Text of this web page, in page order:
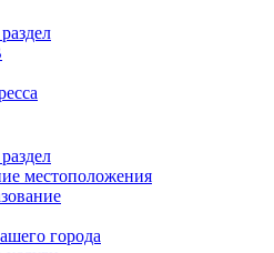
местоположения
города